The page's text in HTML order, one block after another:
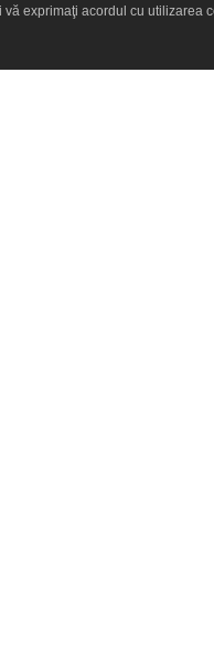
exprimaţi acordul cu utilizarea